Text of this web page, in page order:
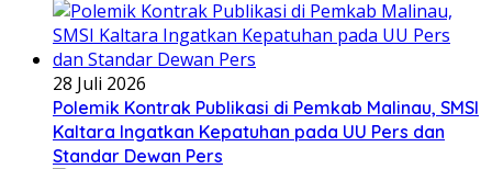
28 Juli 2026
Polemik Kontrak Publikasi di Pemkab Malinau, SMSI
Kaltara Ingatkan Kepatuhan pada UU Pers dan
Standar Dewan Pers